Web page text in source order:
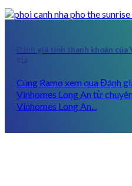
Đánh giá tính thanh khoản
Cùng Ramo xem qua Đánh
Vinhomes Long An từ
Vinhomes Long An...